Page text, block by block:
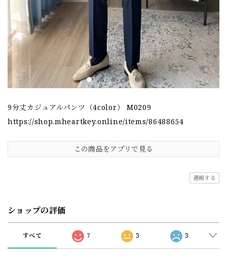
9分丈カジュアルパンツ（4color） M0209
https://shop.mheartkey.online/items/86488654
この商品をアプリで見る
通報する
ショップの評価
すべて 7 3 3